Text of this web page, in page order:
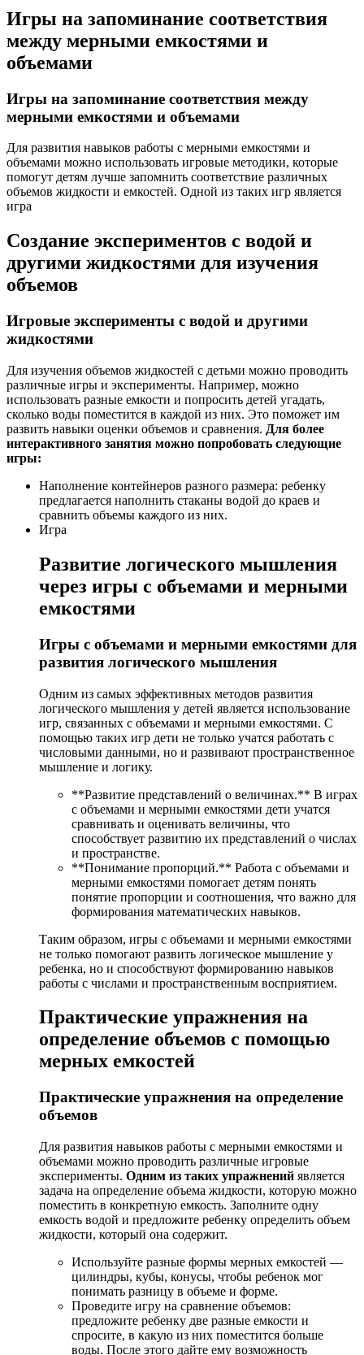
Игры на запоминание соответствия
между мерными емкостями и
объемами
Игры на запоминание соответствия между
мерными емкостями и объемами
Для развития навыков работы с мерными емкостями и
объемами можно использовать игровые методики, которые
помогут детям лучше запомнить соответствие различных
объемов жидкости и емкостей. Одной из таких игр является
игра
Создание экспериментов с водой и
другими жидкостями для изучения
объемов
Игровые эксперименты с водой и другими
жидкостями
Для изучения объемов жидкостей с детьми можно проводить
различные игры и эксперименты. Например, можно
использовать разные емкости и попросить детей угадать,
сколько воды поместится в каждой из них. Это поможет им
развить навыки оценки объемов и сравнения. Для более
интерактивного занятия можно попробовать следующие
игры:
Наполнение контейнеров разного размера: ребенку
предлагается наполнить стаканы водой до краев и
сравнить объемы каждого из них.
Игра
Развитие логического мышления
через игры с объемами и мерными
емкостями
Игры с объемами и мерными емкостями для
развития логического мышления
Одним из самых эффективных методов развития
логического мышления у детей является использование
игр, связанных с объемами и мерными емкостями. С
помощью таких игр дети не только учатся работать с
числовыми данными, но и развивают пространственное
мышление и логику.
**Развитие представлений о величинах.** В играх
с объемами и мерными емкостями дети учатся
сравнивать и оценивать величины, что
способствует развитию их представлений о числах
и пространстве.
**Понимание пропорций.** Работа с объемами и
мерными емкостями помогает детям понять
понятие пропорции и соотношения, что важно для
формирования математических навыков.
Таким образом, игры с объемами и мерными емкостями
не только помогают развить логическое мышление у
ребенка, но и способствуют формированию навыков
работы с числами и пространственным восприятием.
Практические упражнения на
определение объемов с помощью
мерных емкостей
Практические упражнения на определение
объемов
Для развития навыков работы с мерными емкостями и
объемами можно проводить различные игровые
эксперименты. Одним из таких упражнений является
задача на определение объема жидкости, которую можно
поместить в конкретную емкость. Заполните одну
емкость водой и предложите ребенку определить объем
жидкости, который она содержит.
Используйте разные формы мерных емкостей —
цилиндры, кубы, конусы, чтобы ребенок мог
понимать разницу в объеме и форме.
Проведите игру на сравнение объемов:
предложите ребенку две разные емкости и
спросите, в какую из них поместится больше
воды. После этого дайте ему возможность